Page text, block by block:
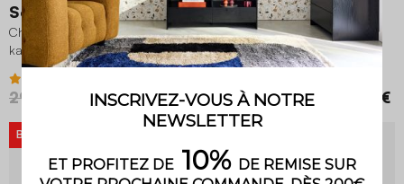
Sokol
Chauffeuse velours côtelé 1 place
kaki
299,99 € 239,99 €
Mellow
Fauteuil tripode en velours vert
199,99 €
BON PLAN